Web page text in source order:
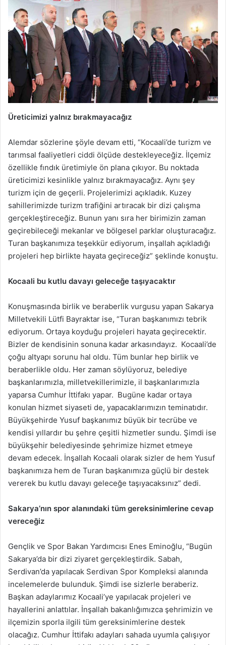
Üreticimizi yalnız bırakmayacağız
Alemdar sözlerine şöyle devam etti, “Kocaali’de turizm ve
tarımsal faaliyetleri ciddi ölçüde destekleyeceğiz. İlçemiz
özellikle fındık üretimiyle ön plana çıkıyor. Bu noktada
üreticimizi kesinlikle yalnız bırakmayacağız. Aynı şey
turizm için de geçerli. Projelerimizi açıkladık. Kuzey
sahillerimizde turizm trafiğini artıracak bir dizi çalışma
gerçekleştireceğiz. Bunun yanı sıra her birimizin zaman
geçirebileceği mekanlar ve bölgesel parklar oluşturacağız.
Turan başkanımıza teşekkür ediyorum, inşallah açıkladığı
projeleri hep birlikte hayata geçireceğiz” şeklinde konuştu.
Kocaali bu kutlu davayı geleceğe taşıyacaktır
Konuşmasında birlik ve beraberlik vurgusu yapan Sakarya
Milletvekili Lütfi Bayraktar ise, “Turan başkanımızı tebrik
ediyorum. Ortaya koyduğu projeleri hayata geçirecektir.
Bizler de kendisinin sonuna kadar arkasındayız. Kocaali’de
çoğu altyapı sorunu hal oldu. Tüm bunlar hep birlik ve
beraberlikle oldu. Her zaman söylüyoruz, belediye
başkanlarımızla, milletvekillerimizle, il başkanlarımızla
yaparsa Cumhur İttifakı yapar. Bugüne kadar ortaya
konulan hizmet siyaseti de, yapacaklarımızın teminatıdır.
Büyükşehirde Yusuf başkanımız büyük bir tecrübe ve
kendisi yıllardır bu şehre çeşitli hizmetler sundu. Şimdi ise
büyükşehir belediyesinde şehrimize hizmet etmeye
devam edecek. İnşallah Kocaali olarak sizler de hem Yusuf
başkanımıza hem de Turan başkanımıza güçlü bir destek
vererek bu kutlu davayı geleceğe taşıyacaksınız” dedi.
Sakarya’nın spor alanındaki tüm gereksinimlerine cevap
vereceğiz
Gençlik ve Spor Bakan Yardımcısı Enes Eminoğlu, “Bugün
Sakarya’da bir dizi ziyaret gerçekleştirdik. Sabah,
Serdivan’da yapılacak Serdivan Spor Kompleksi alanında
incelemelerde bulunduk. Şimdi ise sizlerle beraberiz.
Başkan adaylarımız Kocaali’ye yapılacak projeleri ve
hayallerini anlattılar. İnşallah bakanlığımızca şehrimizin ve
ilçemizin sporla ilgili tüm gereksinimlerine destek
olacağız. Cumhur İttifakı adayları sahada uyumla çalışıyor